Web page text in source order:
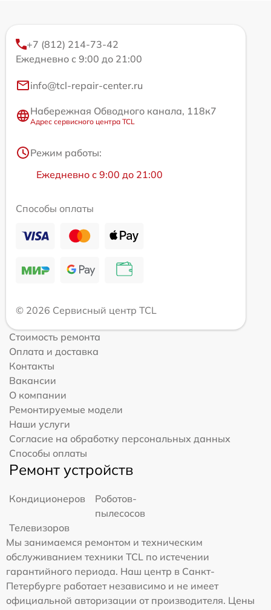
+7 (812) 214-73-42
Ежедневно с 9:00 до 21:00
info@tcl-repair-center.ru
Набережная Обводного канала, 118к7
Адрес сервисного центра TCL
Режим работы:
Ежедневно с 9:00 до 21:00
Способы оплаты
© 2026 Сервисный центр TCL
Стоимость ремонта
Оплата и доставка
Контакты
Вакансии
О компании
Ремонтируемые модели
Наши услуги
Согласие на обработку персональных данных
Способы оплаты
Ремонт устройств
Кондиционеров
Роботов-
пылесосов
Телевизоров
Мы занимаемся ремонтом и техническим
обслуживанием техники TCL по истечении
гарантийного периода. Наш центр в Санкт-
Петербурге работает независимо и не имеет
официальной авторизации от производителя. Цены